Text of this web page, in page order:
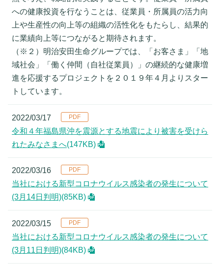
への健康投資を行なうことは、従業員・所属員の活力向
上や生産性の向上等の組織の活性化をもたらし、結果的
に業績向上等につながると期待されます。
（※２）明治安田生命グループでは、「お客さま」「地
域社会」「働く仲間（自社従業員）」の継続的な健康増
進を応援するプロジェクトを２０１９年４月よりスター
トしています。
2022/03/17
令和４年福島県沖を震源とする地震により被害を受けら
れたみなさまへ(147KB)
2022/03/16
当社における新型コロナウイルス感染者の発生について
(3月14日判明)(85KB)
2022/03/15
当社における新型コロナウイルス感染者の発生について
(3月11日判明)(84KB)